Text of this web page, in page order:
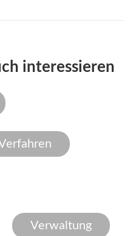
interessieren
Verwaltung